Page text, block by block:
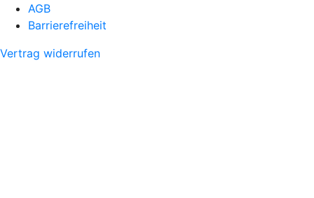
AGB
Barrierefreiheit
Vertrag widerrufen